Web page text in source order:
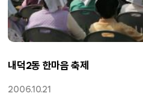
내덕2동 한마음 축제
2006.10.21